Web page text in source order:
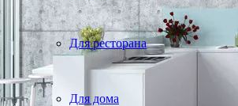
Для ресторана
Для дома